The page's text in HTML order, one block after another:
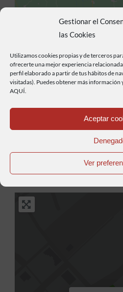
Gestionar el
las Cookies
Utilizamos cookies propias y de terceros
ofrecerte una mejor experiencia
perfil elaborado a partir de tus hábitos de
visitadas). Puedes obtener más
AQUÍ.
Aceptar
Ver
Haz clic para aceptar
Compra aquí tu pasaporte